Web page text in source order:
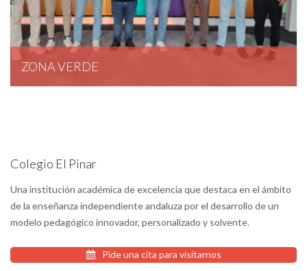
ZONA VERDE
Colegio El Pinar
Una institución académica de excelencia que destaca en el ámbito
de la enseñanza independiente andaluza por el desarrollo de un
modelo pedagógico innovador, personalizado y solvente.
Pide una cita para visitarnos